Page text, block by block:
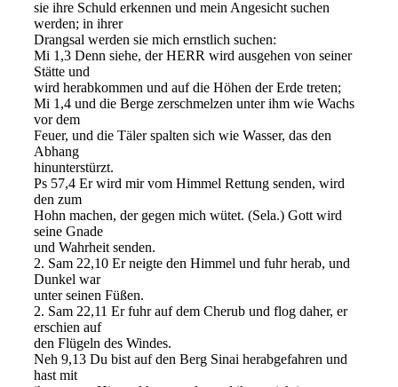
sie ihre Schuld erkennen und mein Angesicht suchen
werden; in ihrer
Drangsal werden sie mich ernstlich suchen:
Mi 1,3 Denn siehe, der HERR wird ausgehen von seiner
Stätte und
wird herabkommen und auf die Höhen der Erde treten;
Mi 1,4 und die Berge zerschmelzen unter ihm wie Wachs
vor dem
Feuer, und die Täler spalten sich wie Wasser, das den
Abhang
hinunterstürzt.
Ps 57,4 Er wird mir vom Himmel Rettung senden, wird
den zum
Hohn machen, der gegen mich wütet. (Sela.) Gott wird
seine Gnade
und Wahrheit senden.
2. Sam 22,10 Er neigte den Himmel und fuhr herab, und
Dunkel war
unter seinen Füßen.
2. Sam 22,11 Er fuhr auf dem Cherub und flog daher, er
erschien auf
den Flügeln des Windes.
Neh 9,13 Du bist auf den Berg Sinai herabgefahren und
hast mit